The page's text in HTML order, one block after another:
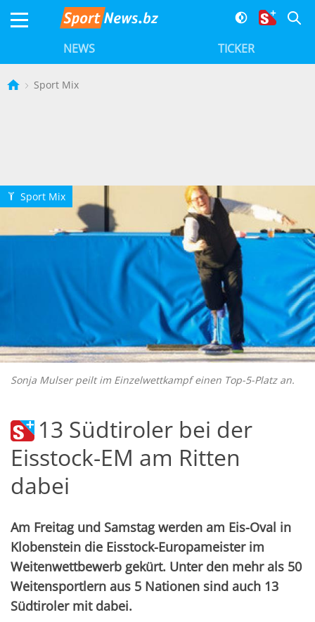
NEWS TICKER
Sport Mix
Q Sport Mix
Sonja Mulser peilt im Einzelwettkampf einen Top-5-Platz an.
13 Südtiroler bei der
Eisstock-EM am Ritten
dabei
Am Freitag und Samstag werden am Eis-Oval in
Klobenstein die Eisstock-Europameister im
Weitenwettbewerb gekürt. Unter den mehr als 50
Weitensportlern aus 5 Nationen sind auch 13
Südtiroler mit dabei.